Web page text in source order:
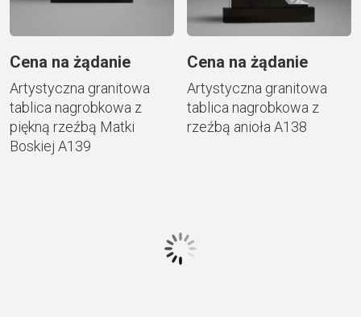
Cena na żądanie
Artystyczna granitowa
tablica nagrobkowa z
piękną rzeźbą Matki
Boskiej A139
Cena na żądanie
Artystyczna granitowa
tablica nagrobkowa z
rzeźbą anioła A138